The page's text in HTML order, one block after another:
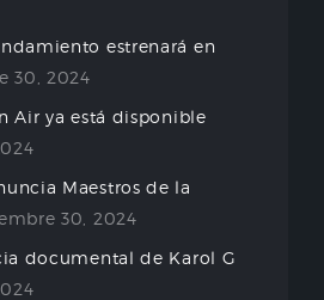
estrenará en
30, 2024
Air ya está disponible
Maestros de la
30, 2024
documental de Karol G